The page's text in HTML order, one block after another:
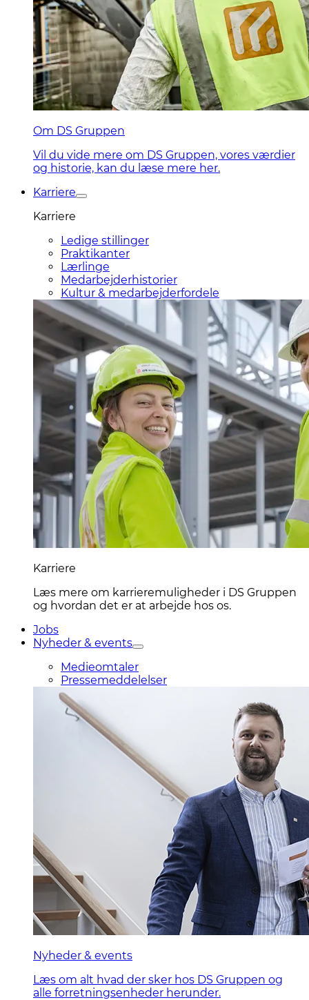
Om DS Gruppen
Vil du vide mere om DS Gruppen, vores værdier
og historie, kan du læse mere her.
Karriere
Karriere
Ledige stillinger
Praktikanter
Lærlinge
Medarbejderhistorier
Kultur & medarbejderfordele
Karriere
Læs mere om karrieremuligheder i DS Gruppen
og hvordan det er at arbejde hos os.
Jobs
Nyheder & events
Medieomtaler
Pressemeddelelser
Nyheder & events
Læs om alt hvad der sker hos DS Gruppen og
alle forretningsenheder herunder.